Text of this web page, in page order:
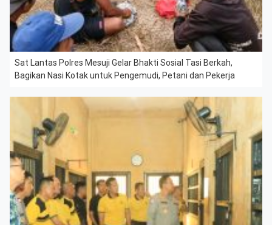
Sat Lantas Polres Mesuji Gelar Bhakti Sosial Tasi Berkah,
Bagikan Nasi Kotak untuk Pengemudi, Petani dan Pekerja